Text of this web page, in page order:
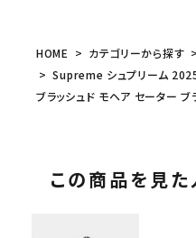
HOME カテゴリーから探す
Supreme シュプリーム
ブラッシュド モヘア セーター ブ
この商品を見